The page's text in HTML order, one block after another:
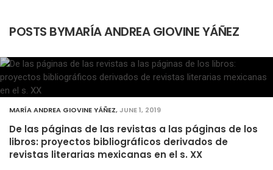
POSTS BYMARÍA ANDREA GIOVINE YÁÑEZ
MARÍA ANDREA GIOVINE YÁÑEZ,JUNE 1, 2019
De las páginas de las revistas a las páginas de los
libros: proyectos bibliográficos derivados de
revistas literarias mexicanas en el s. XX